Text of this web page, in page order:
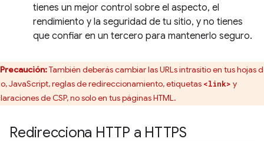
tienes un mejor control sobre el aspecto, el
rendimiento y la seguridad de tu sitio, y no tienes
que confiar en un tercero para mantenerlo seguro.
Precaución:También deberás cambiar las URLs intrasitio en tus hojas
JavaScript, reglas de redireccionamiento, etiquetas <link> y
de CSP, no solo en tus páginas HTML.
Redirecciona HTTP a HTTPS